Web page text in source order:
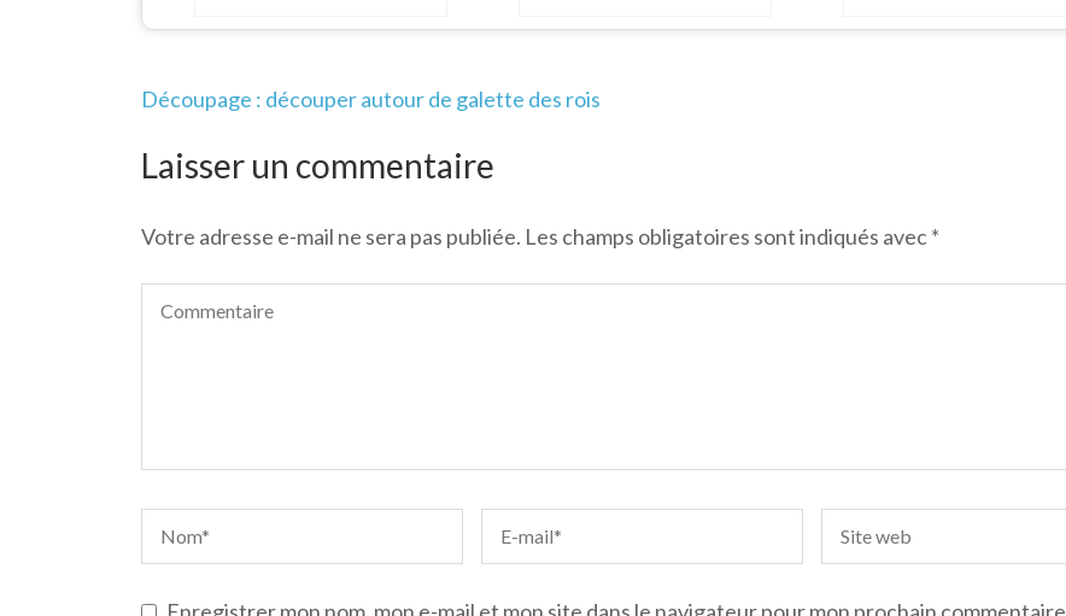
Navigation
l’article
Découpage : découper autour de galette des rois
Laisser un commentaire
Votre adresse e-mail ne sera pas publiée. Les champs obligatoires sont indiqués avec*
Enregistrer mon nom, mon e-mail et mon site dans le navigateur pour mon prochain commentaire.